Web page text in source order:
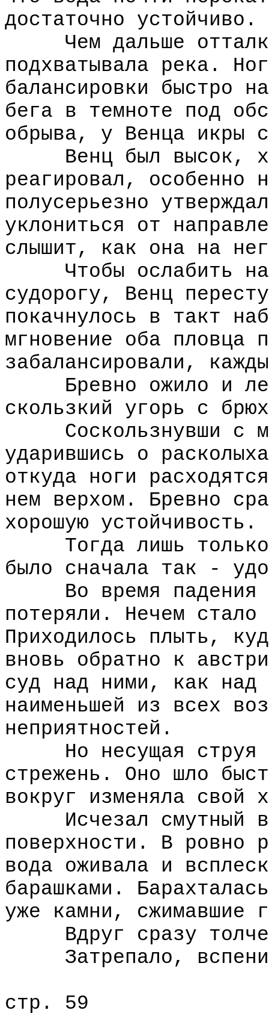
достаточно устойчиво.
Чем дальше
подхватывала река.
балансировки быстро
бега в темноте под
обрыва, у Венца икры
Венц был высок,
реагировал, особенно
полусерьезно
уклониться от
слышит, как она на
Чтобы ослабить
судорогу, Венц
покачнулось в такт
мгновение оба пловца
забалансировали,
Бревно ожило и
скользкий угорь с
Соскользнувши с
ударившись о
откуда ноги
нем верхом. Бревно
хорошую устойчивость.
Тогда лишь только
было сначала так -
Во время падения и
потеряли. Нечем стало
Приходилось плыть,
вновь обратно к
суд над ними, как над
наименьшей из всех
неприятностей.
Но несущая струя
стрежень. Оно шло
вокруг изменяла свой
Исчезал смутный во
поверхности. В ровно
вода оживала и
барашками.
уже камни, сжимавшие
Вдруг сразу
Затрепало,
стр. 59